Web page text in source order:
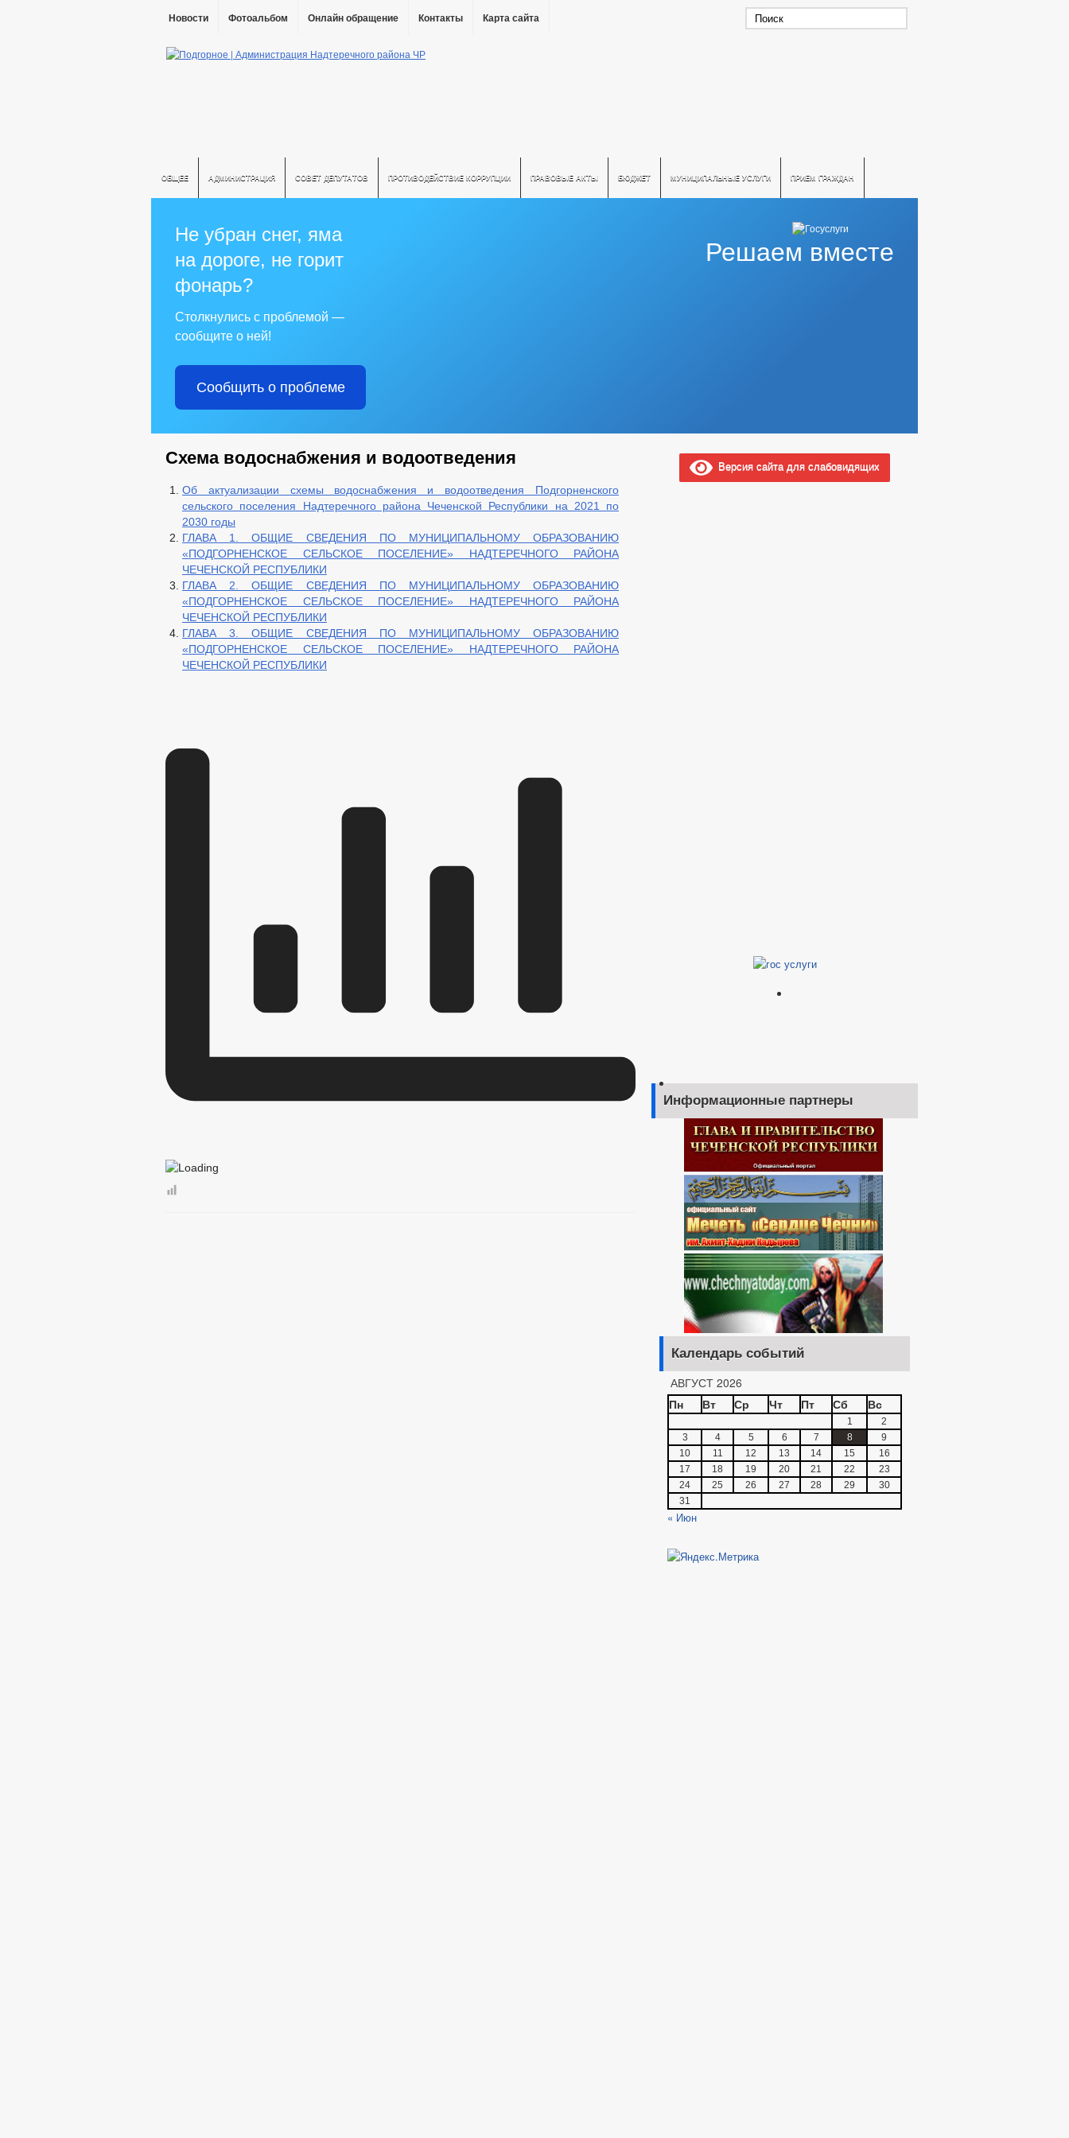
Новости Фотоальбом Онлайн обращение Контакты Карта сайта
ОБЩЕЕ АДМИНИСТРАЦИЯ СОВЕТ ДЕПУТАТОВ ПРОТИВОДЕЙСТВИЕ КОРРУПЦИИ ПРАВОВЫЕ АКТЫ БЮДЖЕТ МУНИЦИПАЛЬНЫЕ УСЛУГИ ПРИЕМ ГРАЖДАН
Решаем вместе
Не убран снег, яма
на дороге, не горит
фонарь?
Столкнулись с проблемой —
сообщите о ней!
Сообщить о проблеме
Схема водоснабжения и водоотведения
Об актуализации схемы водоснабжения и водоотведения Подгорненского
сельского поселения Надтеречного района Чеченской Республики на 2021 по
2030 годы
ГЛАВА 1. ОБЩИЕ СВЕДЕНИЯ ПО МУНИЦИПАЛЬНОМУ ОБРАЗОВАНИЮ
«ПОДГОРНЕНСКОЕ СЕЛЬСКОЕ ПОСЕЛЕНИЕ» НАДТЕРЕЧНОГО РАЙОНА
ЧЕЧЕНСКОЙ РЕСПУБЛИКИ
ГЛАВА 2. ОБЩИЕ СВЕДЕНИЯ ПО МУНИЦИПАЛЬНОМУ ОБРАЗОВАНИЮ
«ПОДГОРНЕНСКОЕ СЕЛЬСКОЕ ПОСЕЛЕНИЕ» НАДТЕРЕЧНОГО РАЙОНА
ЧЕЧЕНСКОЙ РЕСПУБЛИКИ
ГЛАВА 3. ОБЩИЕ СВЕДЕНИЯ ПО МУНИЦИПАЛЬНОМУ ОБРАЗОВАНИЮ
«ПОДГОРНЕНСКОЕ СЕЛЬСКОЕ ПОСЕЛЕНИЕ» НАДТЕРЕЧНОГО РАЙОНА
ЧЕЧЕНСКОЙ РЕСПУБЛИКИ
Версия сайта для слабовидящих
Информационные партнеры
Календарь событий
АВГУСТ 2026
Пн
Вт Ср Чт Пт Сб Вс
1
2
3
4 5 6 7 8
9
10
11 12 13 14 15
16
17
18 19 20 21 22
23
24
25 26 27 28 29
30
31
« Июн